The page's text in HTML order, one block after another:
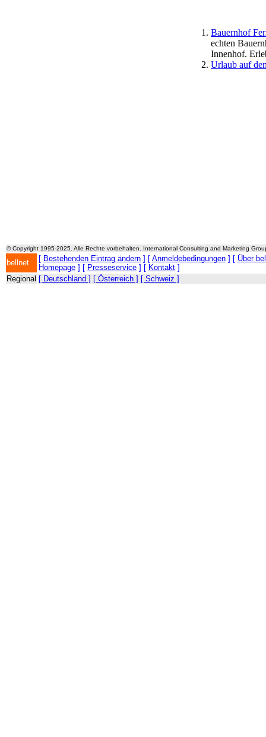
Bauernhof
echten
Innenhof.
Urlaub auf
© Copyright 1995-2025. Alle Rechte vorbehalten. International Consulting and Marketing
bellnet [ Bestehenden Eintrag ändern ] [ Anmeldebedingungen ] [ Über
Homepage ] [ Presseservice ] [ Kontakt ]
Regional [ Deutschland ] [ Österreich ] [ Schweiz ]